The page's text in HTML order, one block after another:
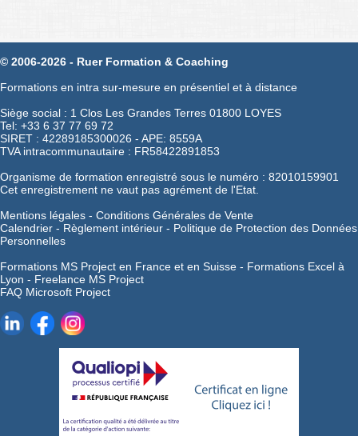
© 2006-2026 - Ruer Formation & Coaching
Formations en intra sur-mesure en présentiel et à distance
Siège social : 1 Clos Les Grandes Terres 01800 LOYES
Tel: +33 6 37 77 69 72
SIRET : 42289185300026 - APE: 8559A
TVA intracommunautaire : FR58422891853
Organisme de formation enregistré sous le numéro : 82010159901
Cet enregistrement ne vaut pas agrément de l'Etat.
Mentions légales - Conditions Générales de Vente
Calendrier - Règlement intérieur - Politique de Protection des Données
Personnelles
Formations MS Project en France et en Suisse - Formations Excel à
Lyon - Freelance MS Project
FAQ Microsoft Project